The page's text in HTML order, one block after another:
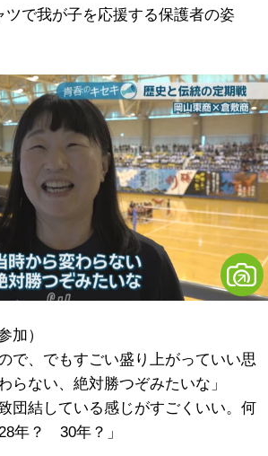
で我が子を応援する保護者の姿
加）
で、でもすごい盛り上がっていい思
らない、絶対勝つぞみたいな」
団結している感じがすごくいい。何
年？ 30年？」